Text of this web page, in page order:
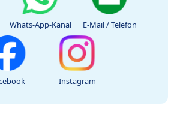
Whats-App-Kanal E-Mail / Telefon
Instagram